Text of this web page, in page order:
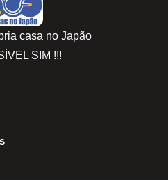
casa no Japão
SIM !!!